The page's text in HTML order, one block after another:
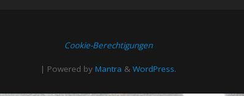
Cookie-Berechtigungen
| Powered by Mantra & WordPress.